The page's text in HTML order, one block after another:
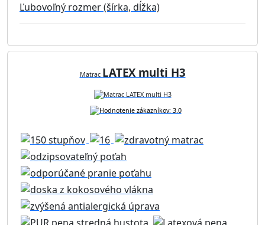
Ľubovoľný rozmer (šírka, dĺžka)
Matrac LATEX multi H3